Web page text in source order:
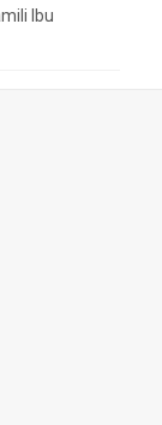
Ibu